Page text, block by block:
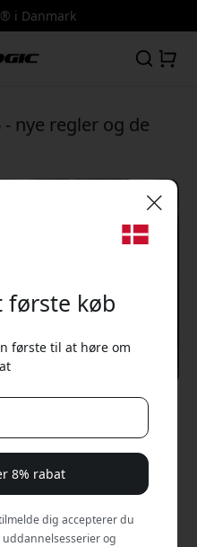
i Danmark
nye regler og de
omtrent lige så
derhjemme. Mobilen
og
ofte får hårdt
første køb
første til at høre om
8% rabat
dig accepterer du
og